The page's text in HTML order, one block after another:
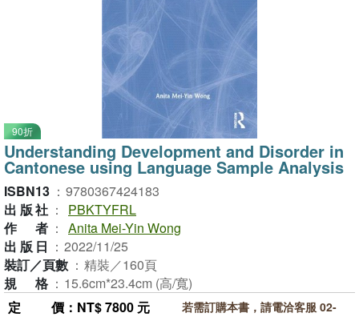
90折
Understanding Development and Disorder in
Cantonese using Language Sample Analysis
ISBN13 ： 9780367424183
出版社 ：
PBKTYFRL
作者 ： Anita Mei-Yin Wong
出版日 ： 2022/11/25
裝訂／頁數 ： 精裝／160頁
規格 ： 15.6cm*23.4cm (高/寬)
定價 ：NT$ 7800 元
若需訂購本書，請電洽客服 02-